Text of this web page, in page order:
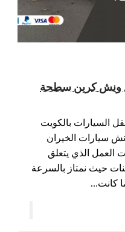
الخيران / 65557275 / ونش كرين سطحة
السيارات بالكويت
سيارات الخيران
العمل الذي يتعلق
حيث نمتاز بالسرعة
كانت…